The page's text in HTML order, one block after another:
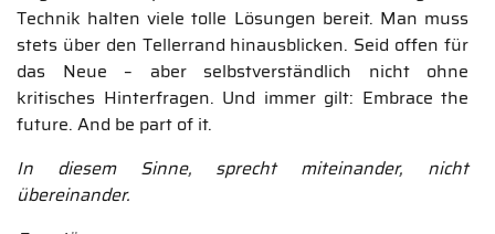
Technik halten viele tolle Lösungen bereit. Man muss
stets über den Tellerrand hinausblicken. Seid offen für
das Neue – aber selbstverständlich nicht ohne
kritisches Hinterfragen. Und immer gilt: Embrace the
future. And be part of it.
In diesem Sinne, sprecht miteinander, nicht
übereinander.